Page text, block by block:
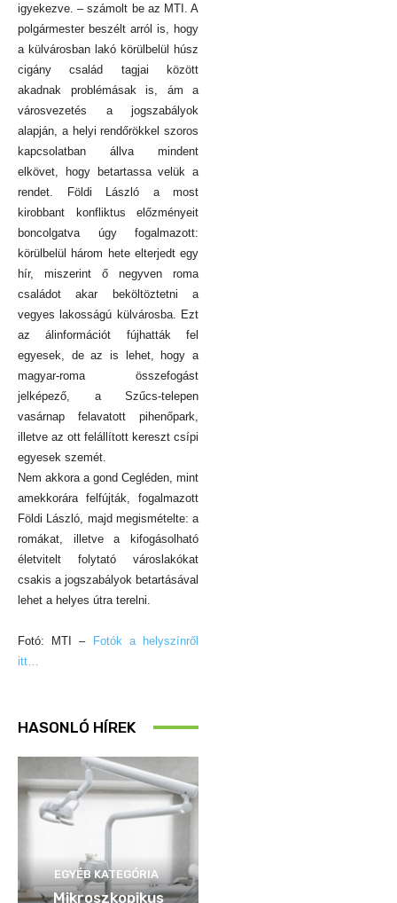
igyekezve. – számolt be az MTI. A
polgármester beszélt arról is, hogy
a külvárosban lakó körülbelül húsz
cigány család tagjai között
akadnak problémásak is, ám a
városvezetés a jogszabályok
alapján, a helyi rendőrökkel szoros
kapcsolatban állva mindent
elkövet, hogy betartassa velük a
rendet. Földi László a most
kirobbant konfliktus előzményeit
boncolgatva úgy fogalmazott:
körülbelül három hete elterjedt egy
hír, miszerint ő negyven roma
családot akar beköltöztetni a
vegyes lakosságú külvárosba. Ezt
az álinformációt fújhatták fel
egyesek, de az is lehet, hogy a
magyar-roma összefogást
jelképező, a Szűcs-telepen
vasárnap felavatott pihenőpark,
illetve az ott felállított kereszt csípi
egyesek szemét.
Nem akkora a gond Cegléden, mint
amekkorára felfújták, fogalmazott
Földi László, majd megismételte: a
romákat, illetve a kifogásolható
életvitelt folytató városlakókat
csakis a jogszabályok betartásával
lehet a helyes útra terelni.
Fotó: MTI –
Fotók a helyszínről
itt…
HASONLÓ HÍREK
EGYÉB KATEGÓRIA
Mikroszkopikus